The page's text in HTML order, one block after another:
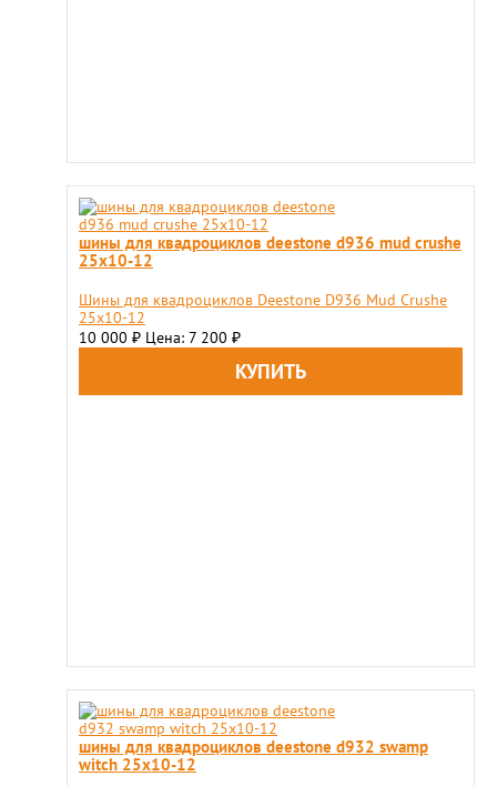
шины для квадроциклов deestone d936 mud crushe
25x10-12
Шины для квадроциклов Deestone D936 Mud Crushe
25x10-12
10 000 ₽ Цена: 7 200 ₽
шины для квадроциклов deestone d932 swamp
witch 25x10-12